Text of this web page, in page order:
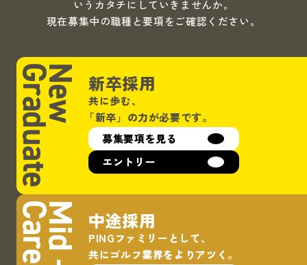
いうカタチにしていきませんか。
現在募集中の職種と要項をご確認ください。
New
Graduate 新卒採用
共に歩む、
「新卒」 の力が必要です。
募集要項を見る
エントリー
Mid - 中途採用
PINGファミリーとして、
共にゴルフ業界をよりアツく。